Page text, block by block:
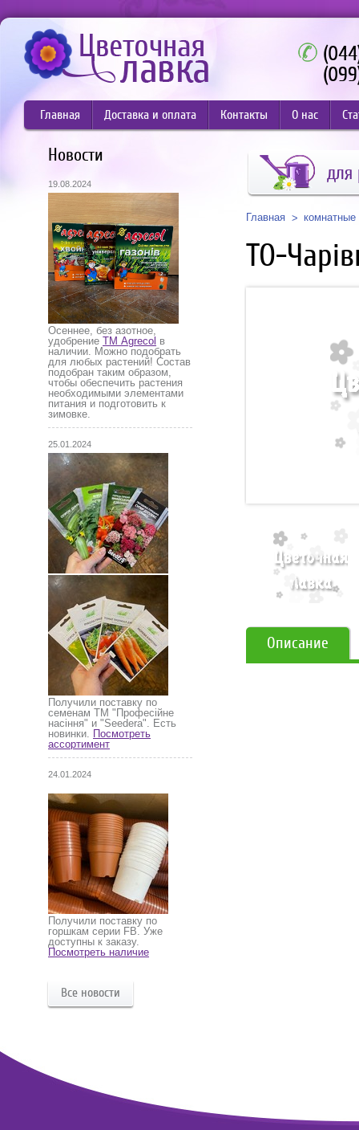
Главная Доставка и оплата Контакты О нас
Новости
19.08.2024
Осеннее, без азотное,
удобрение ТМ Agrecol в
наличии. Можно подобрать
для любых растений! Состав
подобран таким образом,
чтобы обеспечить растения
необходимыми элементами
питания и подготовить к
зимовке.
25.01.2024
Получили поставку по
семенам ТМ "Професійне
насіння" и "Seedera". Есть
новинки. Посмотреть
ассортимент
24.01.2024
Получили поставку по
горшкам серии FB. Уже
доступны к заказу.
Посмотреть наличие
Все новости
для
Главная комнатные
ТО-
Описание